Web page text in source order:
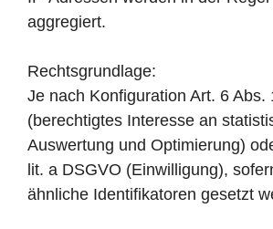
aggregiert.
Rechtsgrundlage:
Je nach Konfiguration Art. 6 Abs.
(berechtigtes Interesse an
Auswertung und Optimierung)
lit. a DSGVO (Einwilligung),
ähnliche Identifikatoren gesetzt